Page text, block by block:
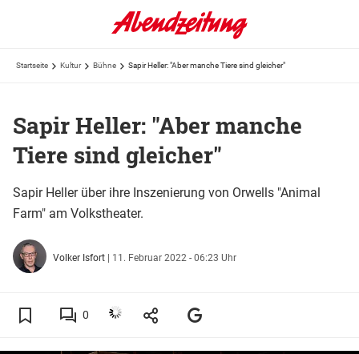
Startseite Kultur Bühne Sapir Heller: "Aber manche Tiere sind gleicher"
Sapir Heller: "Aber manche
Tiere sind gleicher"
Sapir Heller über ihre Inszenierung von Orwells "Animal
Farm" am Volkstheater.
Volker Isfort | 11. Februar 2022 - 06:23 Uhr
0